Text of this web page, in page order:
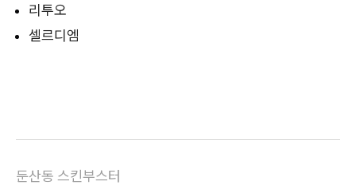
리투오
셀르디엠
둔산동 스킨부스터